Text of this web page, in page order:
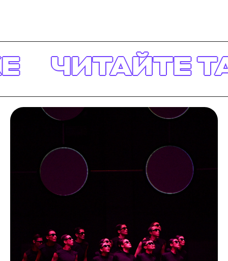
ЧИТАЙТЕ